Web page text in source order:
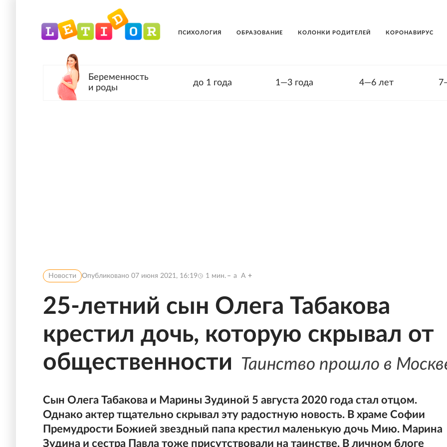
ПСИХОЛОГИЯ ОБРАЗОВАНИЕ КОЛОНКИ РОДИТЕЛЕЙ КОРОНАВИРУС
Беременность
и роды
до 1 года 1—3 года 4—6 лет
Новости Опубликовано 07 июня 2021, 16:19 1 мин. a A
25-летний сын Олега Табакова
крестил дочь, которую скрывал от
общественности
Таинство прошло в
Сын Олега Табакова и Марины Зудиной 5 августа 2020 года стал отцом.
Однако актер тщательно скрывал эту радостную новость. В храме Софии
Премудрости Божией звездный папа крестил маленькую дочь Мию. Марина
Зудина и сестра Павла тоже присутствовали на таинстве. В личном блоге